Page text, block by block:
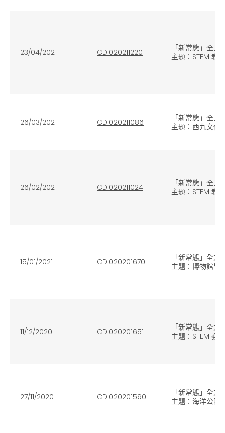
23/04/2021 CDI020211220
「新常態」全
主題：STEM 教
26/03/2021 CDI020211086
「新常態」全
主題：西九文化
26/02/2021 CDI020211024
「新常態」全
主題：STEM 教
15/01/2021 CDI020201670
「新常態」全
主題：博物館學
11/12/2020 CDI020201651
「新常態」全
主題：STEM 教
27/11/2020 CDI020201590
「新常態」全
主題：海洋公園